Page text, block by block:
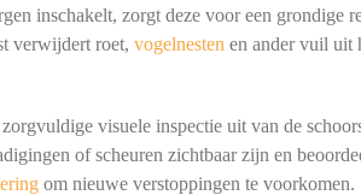
inschakelt, zorgt deze voor een grondige
verwijdert roet, vogelnesten en ander vuil uit
visuele inspectie uit van de
of scheuren zichtbaar zijn en
om nieuwe verstoppingen te voorkomen.